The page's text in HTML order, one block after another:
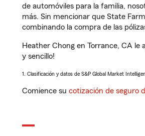
de automóviles para la familia,
más. Sin mencionar que State
combinando la compra de las
Heather Chong en Torrance, CA le
y sencillo!
1. Clasificación y datos de S&P Global Market
Comience su cotización de seguro